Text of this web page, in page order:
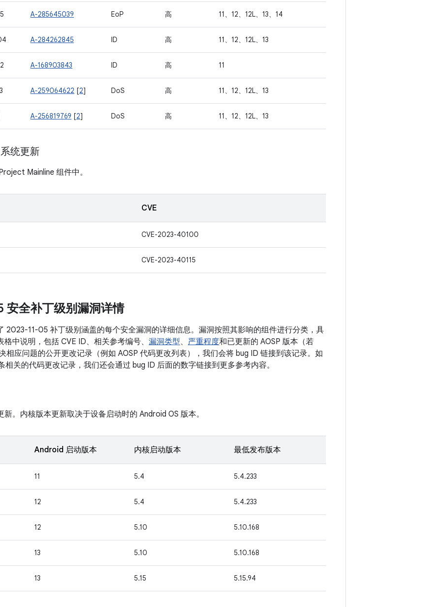
A-285645039 EoP 高 11、12、12L、13、14
A-284262845 ID 高 11、12、12L、13
A-168903843 ID 高 11
A-259064622 [2] DoS 高 11、12、12L、13
A-256819769 [2] DoS 高 11、12、12L、13
统更新
Mainline 组件中。
CVE
CVE-2023-40100
CVE-2023-40115
安全补丁级别漏洞详情
2023-11-05 补丁级别涵盖的每个安全漏洞的详细信息。漏洞按照其影响的组件进行分类，具
中说明，包括 CVE ID、相关参考编号、 漏洞类型、 严重程度和已更新的 AOSP 版本（若
相应问题的公开更改记录（例如 AOSP 代码更改列表），我们会将 bug ID 链接到该记录。如
相关的代码更改记录，我们还会通过 bug ID 后面的数字链接到更多参考内容。
新。内核版本更新取决于设备启动时的 Android OS 版本。
Android 启动版本 内核启动版本 最低发布版本
11 5.4 5.4.233
12 5.4 5.4.233
12 5.10 5.10.168
13 5.10 5.10.168
13 5.15 5.15.94